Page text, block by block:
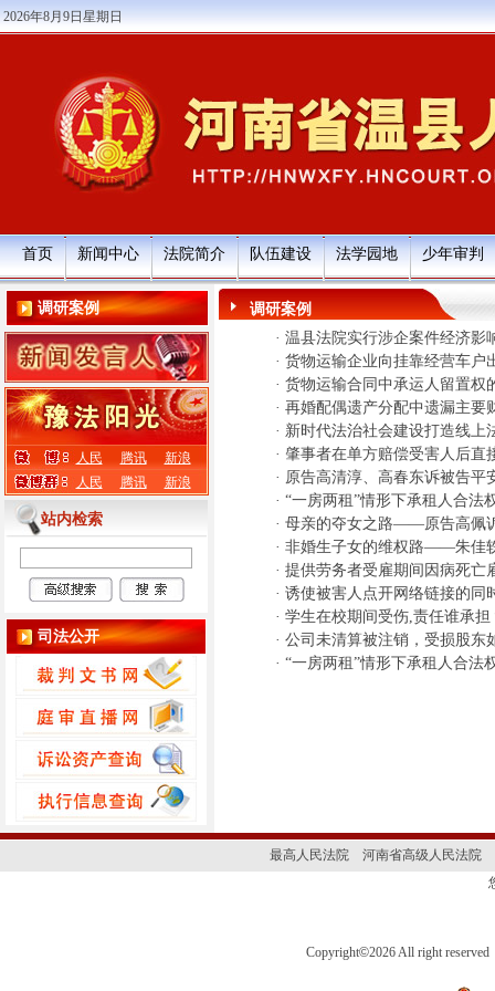
2026年8月9日星期日
首页 新闻中心 法院简介 队伍建设 法学园地 少年审判
调研案例
人民 腾讯
新浪
人民
腾讯 新浪
站内检索
司法公开
调研案例
· 温县法院实行涉企案件经济影
· 货物运输企业向挂靠经营车户
· 货物运输合同中承运人留置权
· 再婚配偶遗产分配中遗漏主要
· 新时代法治社会建设打造线
· 肇事者在单方赔偿受害人后直
· 原告高清淳、高春东诉被告平
· “一房两租”情形下承租人合法
· 母亲的夺女之路——原告高佩
· 非婚生子女的维权路——朱佳
· 提供劳务者受雇期间因病死亡
· 诱使被害人点开网络链接的同
· 学生在校期间受伤,责任谁承担
· 公司未清算被注销，受损股东
· “一房两租”情形下承租人合法
最高人民法院
河南省高级人民法院
Copyright©2026 All right